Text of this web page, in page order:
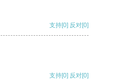
支持[0] 反对[0]
支持[0] 反对[0]